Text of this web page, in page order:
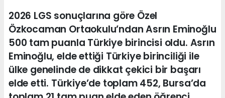
2026 LGS sonuçlarına göre Özel
Özkocaman Ortaokulu’ndan Asrın Eminoğlu
500 tam puanla Türkiye birincisi oldu. Asrın
Eminoğlu, elde ettiği Türkiye birinciliği ile
ülke genelinde de dikkat çekici bir başarı
elde etti. Türkiye’de toplam 452, Bursa’da